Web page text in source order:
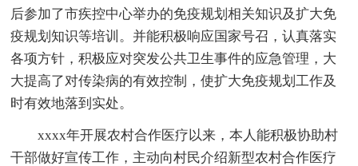
后参加了市疾控中心举办的免疫规划相关知识及扩大免
疫规划知识等培训。并能积极响应国家号召，认真落实
各项方针，积极应对突发公共卫生事件的应急管理，大
大提高了对传染病的有效控制，使扩大免疫规划工作及
时有效地落到实处。
xxxx年开展农村合作医疗以来，本人能积极协助村
干部做好宣传工作，主动向村民介绍新型农村合作医疗